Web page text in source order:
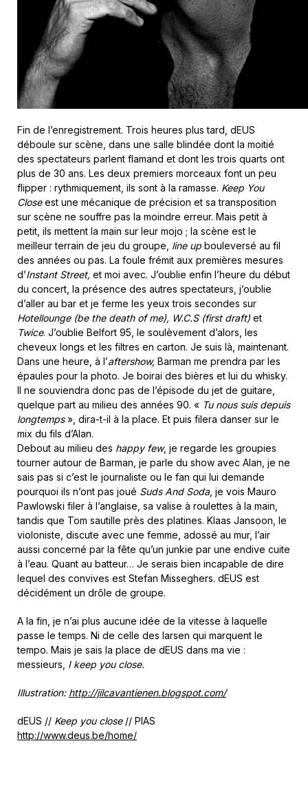
Fin de l’enregistrement. Trois heures plus tard, dEUS
déboule sur scène, dans une salle blindée dont la moitié
des spectateurs parlent flamand et dont les trois quarts ont
plus de 30 ans. Les deux premiers morceaux font un peu
flipper : rythmiquement, ils sont à la ramasse. Keep You
Closeest une mécanique de précision et sa transposition
sur scène ne souffre pas la moindre erreur. Mais petit à
petit, ils mettent la main sur leur mojo ; la scène est le
meilleur terrain de jeu du groupe, line up bouleversé au fil
des années ou pas. La foule frémit aux premières mesures
d’Instant Street, et moi avec. J’oublie enfin l’heure du début
du concert, la présence des autres spectateurs, j’oublie
d’aller au bar et je ferme les yeux trois secondes sur
Hotellounge (be the death of me), W.C.S (first draft) et
Twice. J’oublie Belfort 95, le soulèvement d’alors, les
cheveux longs et les filtres en carton. Je suis là, maintenant.
Dans une heure, à l’aftershow, Barman me prendra par les
épaules pour la photo. Je boirai des bières et lui du whisky.
Il ne souviendra donc pas de l’épisode du jet de guitare,
quelque part au milieu des années 90. « Tu nous suis depuis
longtemps», dira-t-il à la place. Et puis filera danser sur le
mix du fils d’Alan.
Debout au milieu des happy few, je regarde les groupies
tourner autour de Barman, je parle du show avec Alan, je ne
sais pas si c’est le journaliste ou le fan qui lui demande
pourquoi ils n’ont pas joué Suds And Soda, je vois Mauro
Pawlowski filer à l’anglaise, sa valise à roulettes à la main,
tandis que Tom sautille près des platines. Klaas Jansoon, le
violoniste, discute avec une femme, adossé au mur, l’air
aussi concerné par la fête qu’un junkie par une endive cuite
à l’eau. Quant au batteur… Je serais bien incapable de dire
lequel des convives est Stefan Misseghers. dEUS est
décidément un drôle de groupe.
A la fin, je n’ai plus aucune idée de la vitesse à laquelle
passe le temps. Ni de celle des larsen qui marquent le
tempo. Mais je sais la place de dEUS dans ma vie :
messieurs, I keep you close.
Illustration: http://jilcavantienen.blogspot.com/
dEUS // Keep you close// PIAS
http://www.deus.be/home/